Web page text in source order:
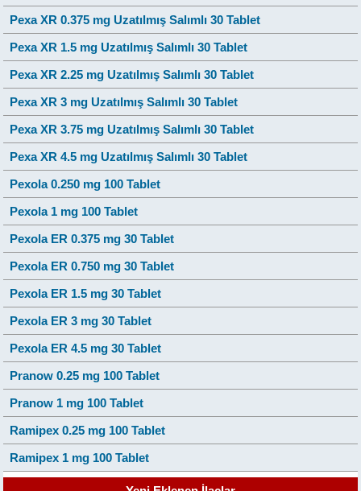
Pexa XR 0.375 mg Uzatılmış Salımlı 30 Tablet
Pexa XR 1.5 mg Uzatılmış Salımlı 30 Tablet
Pexa XR 2.25 mg Uzatılmış Salımlı 30 Tablet
Pexa XR 3 mg Uzatılmış Salımlı 30 Tablet
Pexa XR 3.75 mg Uzatılmış Salımlı 30 Tablet
Pexa XR 4.5 mg Uzatılmış Salımlı 30 Tablet
Pexola 0.250 mg 100 Tablet
Pexola 1 mg 100 Tablet
Pexola ER 0.375 mg 30 Tablet
Pexola ER 0.750 mg 30 Tablet
Pexola ER 1.5 mg 30 Tablet
Pexola ER 3 mg 30 Tablet
Pexola ER 4.5 mg 30 Tablet
Pranow 0.25 mg 100 Tablet
Pranow 1 mg 100 Tablet
Ramipex 0.25 mg 100 Tablet
Ramipex 1 mg 100 Tablet